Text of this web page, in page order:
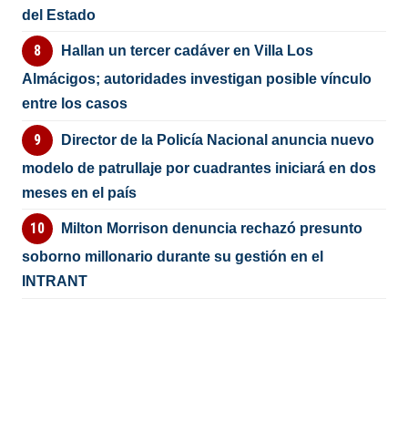
del Estado
Hallan un tercer cadáver en Villa Los
Almácigos; autoridades investigan posible vínculo
entre los casos
Director de la Policía Nacional anuncia nuevo
modelo de patrullaje por cuadrantes iniciará en dos
meses en el país
Milton Morrison denuncia rechazó presunto
soborno millonario durante su gestión en el
INTRANT